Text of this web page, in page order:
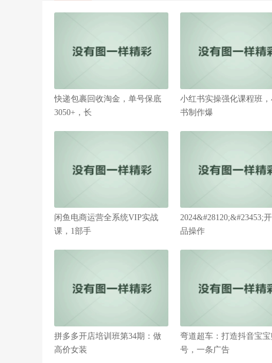
快递包裹回收淘金，单号保底
3050+，长
小红书实操强化课程班，
书制作爆
闲鱼电商运营全系统VIP实战
课，1部手
2024&#28120;&#23453;
品操作
拼多多开店培训班第34期：做
高价女装
弯道超车：打造抖音宝宝
号，一条广告